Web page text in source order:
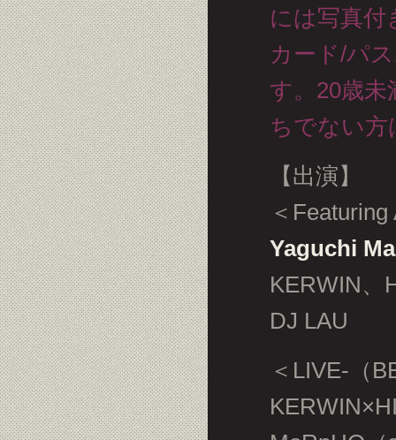
には写真付
カード/パ
す。20歳未
ちでない方
【出演】
＜
Yaguchi
KERWIN、
DJ LAU
＜LIVE-（